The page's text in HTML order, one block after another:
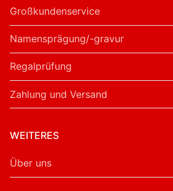
Großkundenservice
Namensprägung/-gravur
Regalprüfung
Zahlung und Versand
WEITERES
Über uns